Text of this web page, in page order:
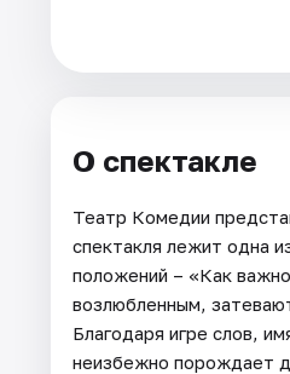
О спектакле
Театр Комедии
спектакля лежит одна
положений – «Как
возлюбленным,
Благодаря игре слов,
неизбежно порождает